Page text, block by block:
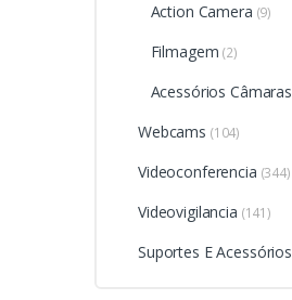
Action Camera (9)
Filmagem (2)
Acessórios Câmaras
Webcams (104)
Videoconferencia (344)
Videovigilancia (141)
Suportes E Acessórios